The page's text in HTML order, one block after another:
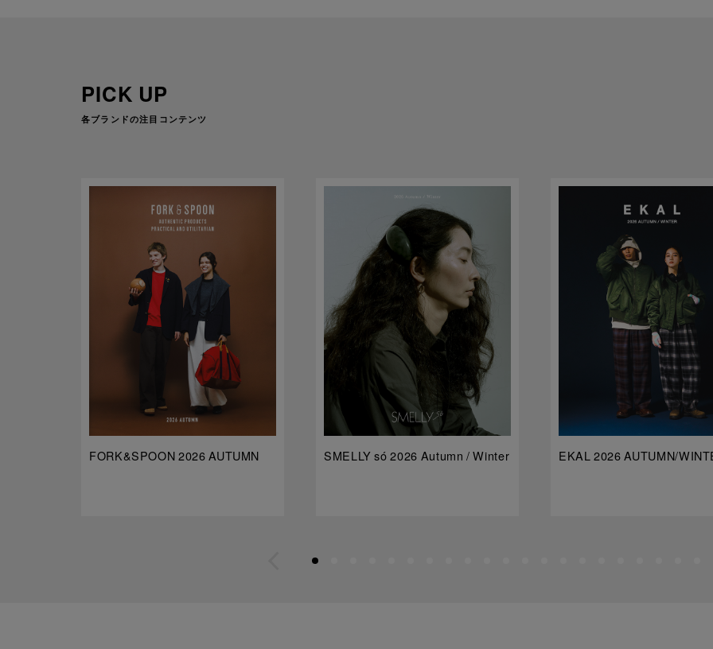
PICK UP
各ブランドの注目コンテンツ
FORK&SPOON 2026 AUTUMN SMELLY só 2026 Autumn / Winter EKAL 2026 AUTUMN/